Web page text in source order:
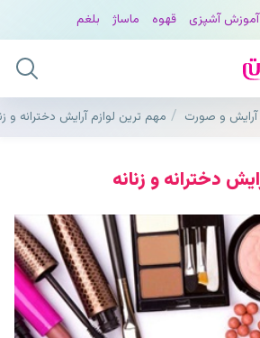
آموزش آشپزی قهوه ماساژ بلغم
آرایش و صورت مهم ترین لوازم آرایش دخترانه و
دخترانه و زنانه